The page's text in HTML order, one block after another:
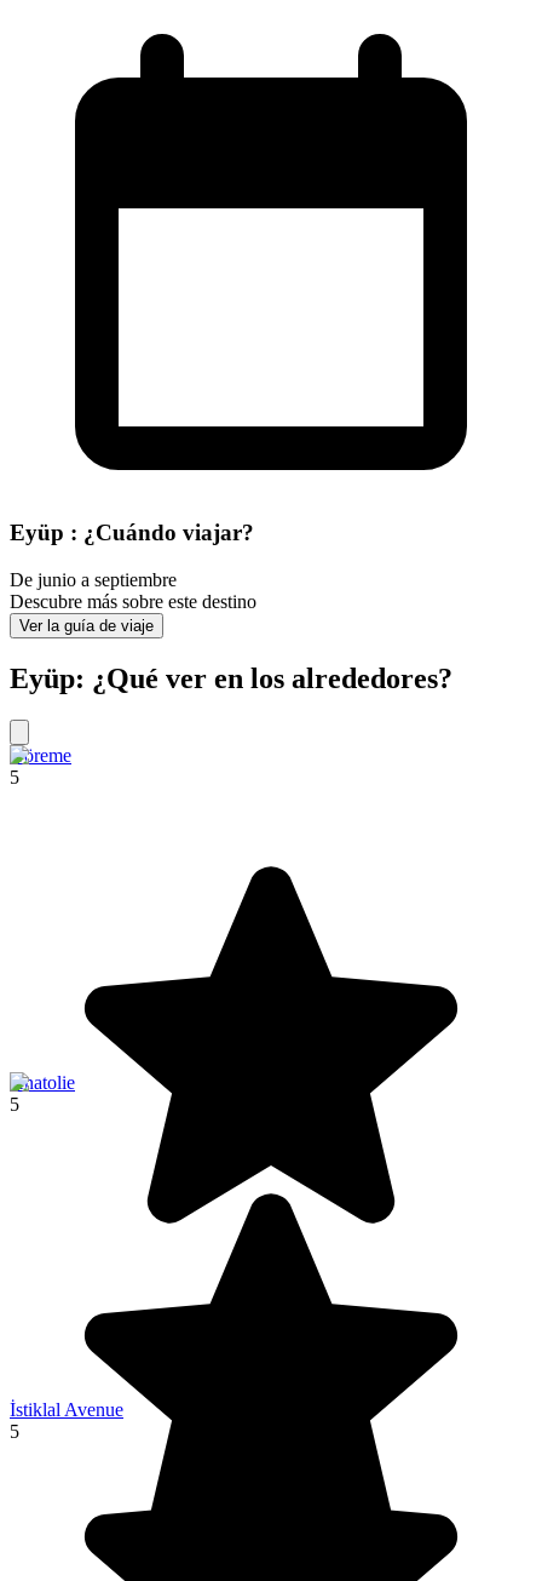
Eyüp : ¿Cuándo viajar?
De junio a septiembre
Descubre más sobre este destino
Ver la guía de viaje
Eyüp: ¿Qué ver en los alrededores?
Göreme
5
Anatolie
5
İstiklal Avenue
5